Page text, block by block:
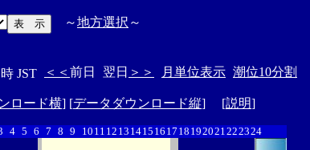
～地方選択 ～
JST ＜＜ 前日 翌日 ＞＞ 月単位表示 潮位10分割
ロード横] [データダウンロード縦] [説明]
4 5 6 7 8 9 10 11 12 13 1415 16 17 18 192021222324